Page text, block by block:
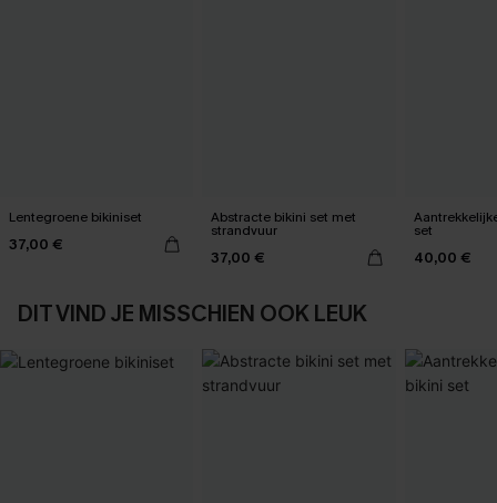
Lentegroene bikiniset
37,00 €
Abstracte bikini set met
strandvuur
37,00 €
set
40,00 €
DIT VIND JE MISSCHIEN OOK LEUK